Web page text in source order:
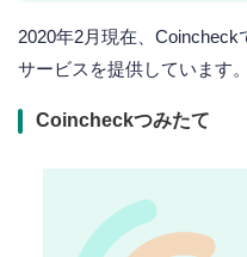
2020年2月現在、
サービスを提供しています。
Coincheckつみたて